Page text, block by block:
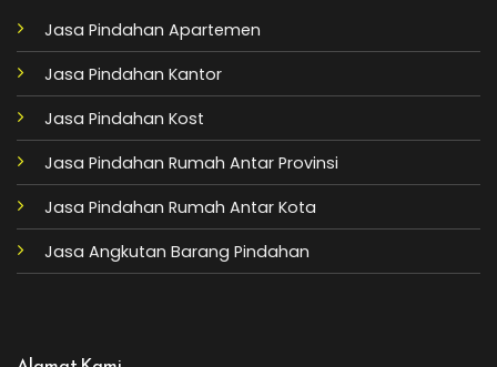
Jasa Pindahan Apartemen
Jasa Pindahan Kantor
Jasa Pindahan Kost
Jasa Pindahan Rumah Antar Provinsi
Jasa Pindahan Rumah Antar Kota
Jasa Angkutan Barang Pindahan